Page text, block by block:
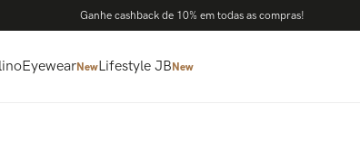
Ganhe cashback de 10% em todas as compras!
EyewearNewLifestyle JBNew